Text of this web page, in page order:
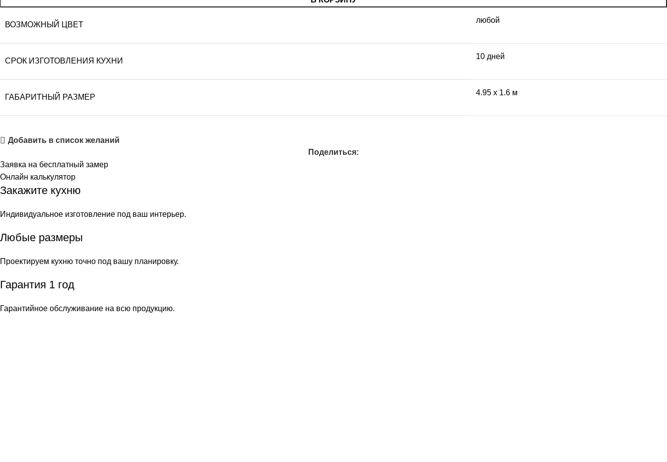
ВОЗМОЖНЫЙ ЦВЕТ
любой
СРОК ИЗГОТОВЛЕНИЯ КУХНИ
10 дней
ГАБАРИТНЫЙ РАЗМЕР
4.95 x 1.6 м
Добавить в список желаний
Поделиться:
Заявка на бесплатный замер
Онлайн калькулятор
Закажите кухню
Индивидуальное изготовление под ваш интерьер.
Любые размеры
Проектируем кухню точно под вашу планировку.
Гарантия 1 год
Гарантийное обслуживание на всю продукцию.